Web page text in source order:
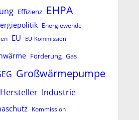
Effizienz EHPA
Energiewende
EU EU-Kommission
Förderung Gas
Großwärmepumpe
Hersteller Industrie
Kommission